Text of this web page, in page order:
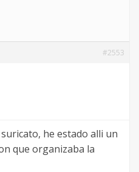
#2553
he estado alli un
que organizaba la